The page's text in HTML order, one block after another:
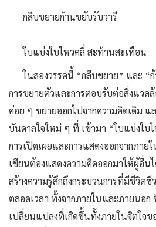
กลีบขยายก้านขยับรับวารี
ใบแบ่งใบไหวคลี่ สะท้านสะเทือน
ในสองวรรคนี้ “กลีบขยาย” และ “ก้
การขยายตัวและการตอบรับต่อสิ่งแวด
ค่อย ๆ ขยายออกไปจากความคิดเดิม แ
บันดาลใจใหม่ ๆ ที่ เข้ามา “ใบแบ่งใบ
การเปิดเผยและการแสดงออกจากภาย
เขียนต้องแสดงความคิดออกมาให้ผู้อื่
สร้างความรู้สึกถึงกระบวนการที่มีชีวิตชี
ตลอดเวลา ทั้งจากภายในและภายนอก
เปลี่ยนแปลงที่เกิดขึ้นทั้งภายในจิตใจข